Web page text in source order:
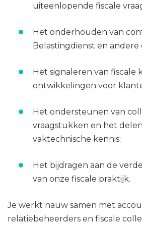
uiteenlopende fiscale
Het onderhouden van
Belastingdienst en
Het signaleren van fiscale
ontwikkelingen voor
Het ondersteunen van
vraagstukken en het
vaktechnische kennis;
Het bijdragen aan de
van onze fiscale praktijk.
Je werkt nauw samen met
relatiebeheerders en fiscale